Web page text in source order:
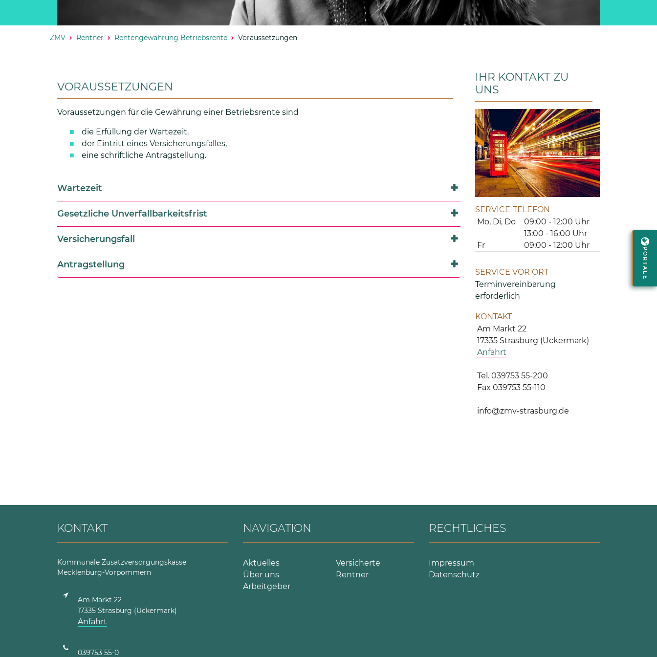
ZMV Rentner Rentengewährung Betriebsrente Voraussetzungen
VORAUSSETZUNGEN
Voraussetzungen für die Gewährung einer Betriebsrente sind
die Erfüllung der Wartezeit,
der Eintritt eines Versicherungsfalles,
eine schriftliche Antragstellung.
Wartezeit
Gesetzliche Unverfallbarkeitsfrist
Versicherungsfall
Antragstellung
IHR KONTAKT ZU
UNS
SERVICE-TELEFON
Mo, Di, Do
09:00 - 12:00 Uhr
13:00 - 16:00 Uhr
Fr
09:00 - 12:00 Uhr
SERVICE VOR ORT
Terminvereinbarung
erforderlich
KONTAKT
Am Markt 22
17335 Strasburg (Uckermark)
Anfahrt
Tel. 039753 55-200
Fax 039753 55-110
info@zmv-strasburg.de
KONTAKT
Kommunale Zusatzversorgungskasse
Mecklenburg-Vorpommern
Am Markt 22
17335 Strasburg (Uckermark)
Anfahrt
039753 55-0
NAVIGATION
Aktuelles
Über uns
Arbeitgeber
Versicherte
Rentner
RECHTLICHES
Impressum
Datenschutz
PORTALE